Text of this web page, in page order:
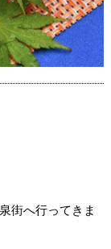
街へ行ってきま